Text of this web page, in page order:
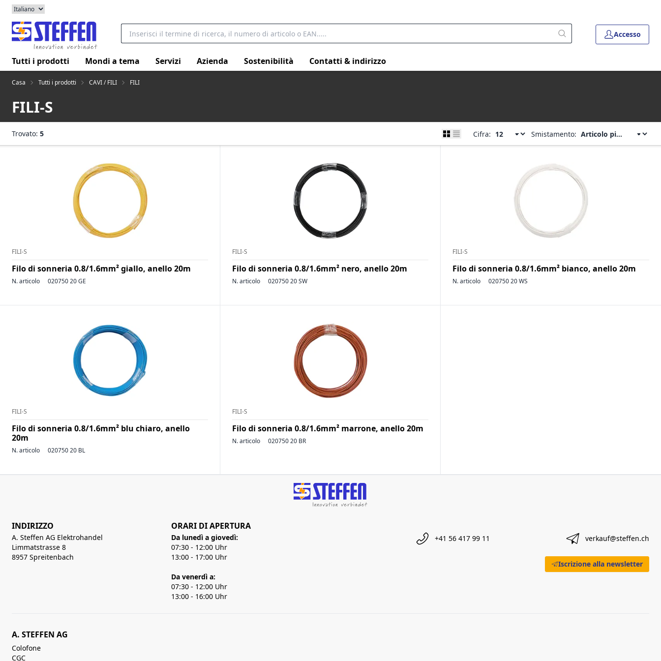
Accesso
Tutti i prodotti Mondi a tema Servizi Azienda Sostenibilità Contatti & indirizzo
Casa Tutti i prodotti CAVI / FILI FILI
FILI-S
Trovato: 5 Cifra: Smistamento:
FILI-S
Filo di sonneria 0.8/1.6mm² giallo, anello 20m
N. articolo 020750 20 GE
FILI-S
Filo di sonneria 0.8/1.6mm² nero, anello 20m
N. articolo 020750 20 SW
FILI-S
Filo di sonneria 0.8/1.6mm² bianco, anello 20m
N. articolo 020750 20 WS
FILI-S
Filo di sonneria 0.8/1.6mm² blu chiaro, anello
20m
N. articolo 020750 20 BL
FILI-S
Filo di sonneria 0.8/1.6mm² marrone, anello 20m
N. articolo 020750 20 BR
INDIRIZZO
A. Steffen AG Elektrohandel
Limmatstrasse 8
8957 Spreitenbach
ORARI DI APERTURA
Da lunedì a giovedì:
07:30 - 12:00 Uhr
13:00 - 17:00 Uhr
Da venerdì a:
07:30 - 12:00 Uhr
13:00 - 16:00 Uhr
+41 56 417 99 11 verkauf@steffen.ch
Iscrizione alla newsletter
A. STEFFEN AG
Colofone
CGC